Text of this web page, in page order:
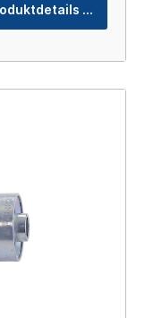
Produktdetails